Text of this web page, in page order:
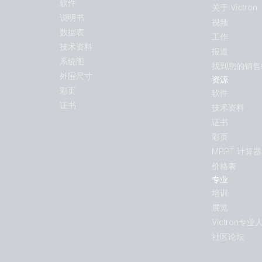
软件
说明书
数据表
技术资料
系统图
外围尺寸
彩页
证书
关于 Victron
视频
工作
报道
找到您的销售
资源
软件
技术资料
证书
彩页
MPPT 计算器
价格表
专业
培训
展览
Victron专业人
社区论坛